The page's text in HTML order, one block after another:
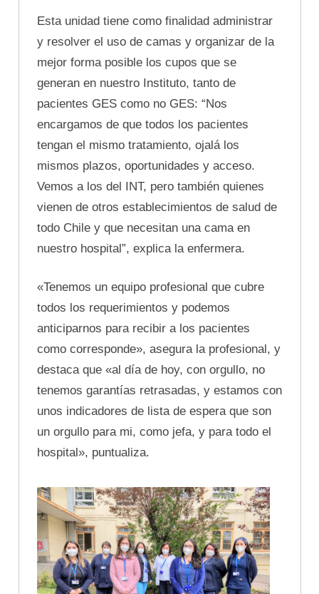
Esta unidad tiene como finalidad administrar
y resolver el uso de camas y organizar de la
mejor forma posible los cupos que se
generan en nuestro Instituto, tanto de
pacientes GES como no GES: “Nos
encargamos de que todos los pacientes
tengan el mismo tratamiento, ojalá los
mismos plazos, oportunidades y acceso.
Vemos a los del INT, pero también quienes
vienen de otros establecimientos de salud de
todo Chile y que necesitan una cama en
nuestro hospital”, explica la enfermera.
«Tenemos un equipo profesional que cubre
todos los requerimientos y podemos
anticiparnos para recibir a los pacientes
como corresponde», asegura la profesional, y
destaca que «al día de hoy, con orgullo, no
tenemos garantías retrasadas, y estamos con
unos indicadores de lista de espera que son
un orgullo para mi, como jefa, y para todo el
hospital», puntualiza.